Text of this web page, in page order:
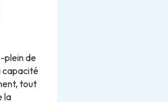
plein de
capacité
tout
la